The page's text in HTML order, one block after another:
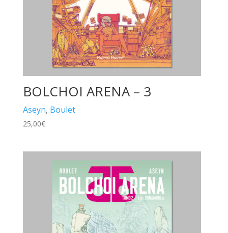
BOLCHOI ARENA – 3
Aseyn, Boulet
25,00€